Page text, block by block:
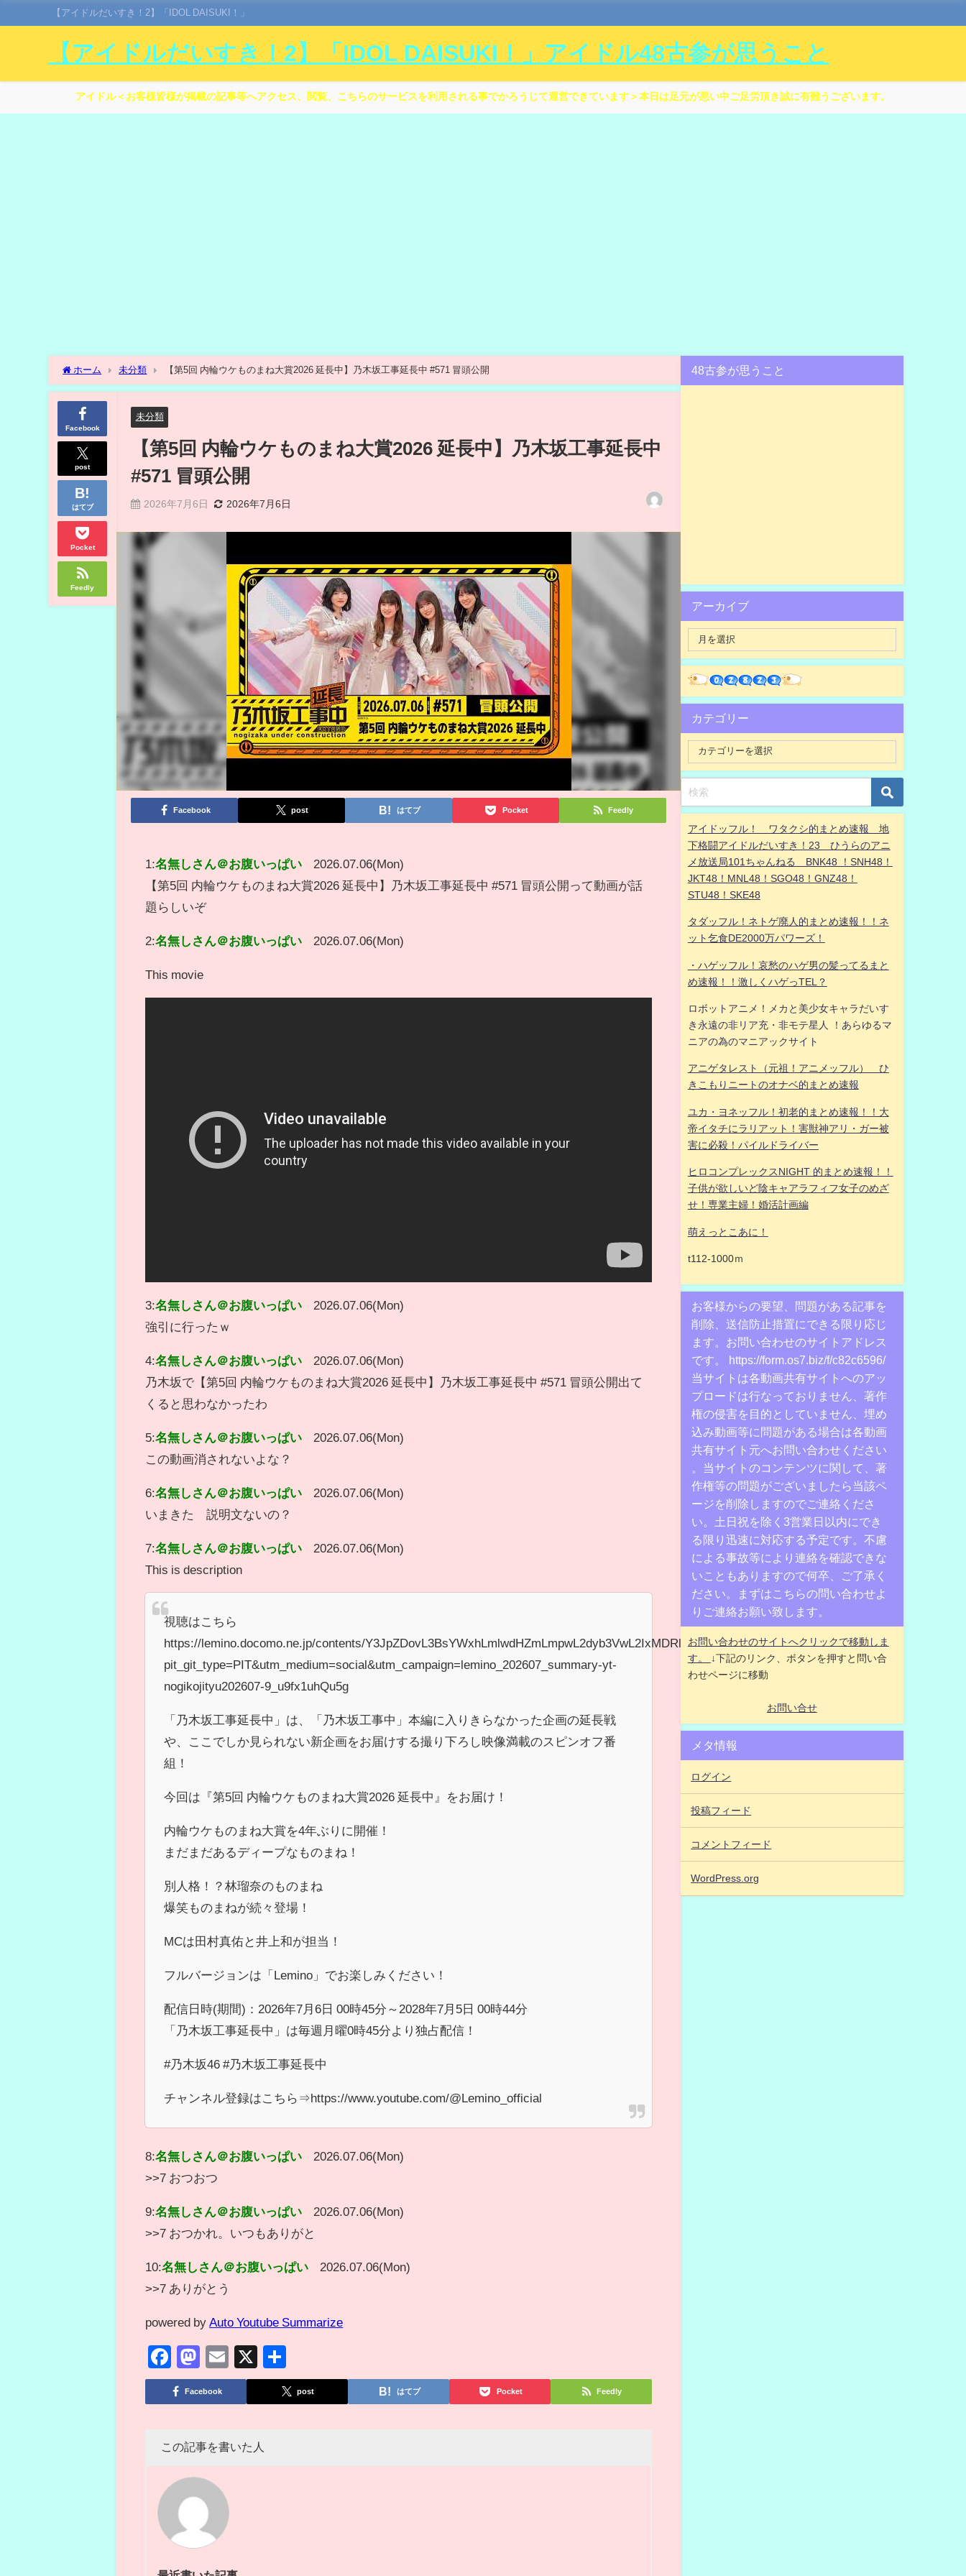
【アイドルだいすき！2】「IDOL DAISUKI！」
【アイドルだいすき！2】「IDOL DAISUKI！」アイドル48古参が思うこと
アイドル＜お客様皆様が掲載の記事等へアクセス、閲覧、こちらのサービスを利用される事でかろうじて運営できています＞本日は足元が悪い中ご足労頂き誠に有難うございます。
ホーム 未分類 【第5回 内輪ウケものまね大賞2026 延長中】乃木坂工事延長中 #571 冒頭公開
Facebook
post
はてブ
Pocket
Feedly
未分類
【第5回 内輪ウケものまね大賞2026 延長中】乃木坂工事延長中
#571 冒頭公開
2026年7月6日 2026年7月6日
Facebook post はてブ Pocket Feedly
1:名無しさん＠お腹いっぱい
2026.07.06(Mon)
【第5回 内輪ウケものまね大賞2026 延長中】乃木坂工事延長中 #571 冒頭公開って動画が話
題らしいぞ
2:名無しさん＠お腹いっぱい 2026.07.06(Mon)
This movie
3:名無しさん＠お腹いっぱい
2026.07.06(Mon)
強引に行ったｗ
4:名無しさん＠お腹いっぱい
2026.07.06(Mon)
乃木坂で【第5回 内輪ウケものまね大賞2026 延長中】乃木坂工事延長中 #571 冒頭公開出て
くると思わなかったわ
5:名無しさん＠お腹いっぱい
2026.07.06(Mon)
この動画消されないよな？
6:名無しさん＠お腹いっぱい
2026.07.06(Mon)
いまきた 説明文ないの？
7:名無しさん＠お腹いっぱい
2026.07.06(Mon)
This is description
視聴はこちら
https://lemino.docomo.ne.jp/contents/Y3JpZDovL3BsYWxhLmlwdHZmLmpwL2dyb3VwL2IxMDRlZWY=?
pit_git_type=PIT&utm_medium=social&utm_campaign=lemino_202607_summary-yt-
nogikojityu202607-9_u9fx1uhQu5g
「乃木坂工事延長中」は、「乃木坂工事中」本編に入りきらなかった企画の延長戦
や、ここでしか見られない新企画をお届けする撮り下ろし映像満載のスピンオフ番
組！
今回は『第5回 内輪ウケものまね大賞2026 延長中』をお届け！
内輪ウケものまね大賞を4年ぶりに開催！
まだまだあるディープなものまね！
別人格！？林瑠奈のものまね
爆笑ものまねが続々登場！
MCは田村真佑と井上和が担当！
フルバージョンは「Lemino」でお楽しみください！
配信日時(期間)：2026年7月6日 00時45分～2028年7月5日 00時44分
「乃木坂工事延長中」は毎週月曜0時45分より独占配信！
#乃木坂46 #乃木坂工事延長中
チャンネル登録はこちら⇒https://www.youtube.com/@Lemino_official
8:名無しさん＠お腹いっぱい
2026.07.06(Mon)
>>7 おつおつ
9:名無しさん＠お腹いっぱい
2026.07.06(Mon)
>>7 おつかれ。いつもありがと
10:名無しさん＠お腹いっぱい
2026.07.06(Mon)
>>7 ありがとう
powered by Auto Youtube Summarize
Facebook
Mastodon
Email
X
有
Facebook post はてブ Pocket Feedly
この記事を書いた人
48古参が思うこと
アーカイブ
カテゴリー
アイドッフル！ ワタクシ的まとめ速報 地
下格闘アイドルだいすき！23 ひうらのアニ
メ放送局101ちゃんねる BNK48 ！SNH48！
JKT48！MNL48！SGO48！GNZ48！
STU48！SKE48
タダッフル！ネトゲ廃人的まとめ速報！！ネ
ット乞食DE2000万パワーズ！
・ハゲッフル！哀愁のハゲ男の髪ってるまと
め速報！！激しくハゲっTEL？
ロボットアニメ！メカと美少女キャラだいす
き永遠の非リア充・非モテ星人 ！あらゆるマ
ニアの為のマニアックサイト
アニゲタレスト（元祖！アニメッフル） ひ
きこもりニートのオナベ的まとめ速報
ユカ・ヨネッフル！初老的まとめ速報！！大
帝イタチにラリアット！害獣神アリ・ガー被
害に必殺！パイルドライバー
ヒロコンプレックスNIGHT 的まとめ速報！！
子供が欲しいど陰キャアラフィフ女子のめざ
せ！専業主婦！婚活計画編
萌えっとこあに！
t112-1000ｍ
お客様からの要望、問題がある記事を
削除、送信防止措置にできる限り応じ
ます。お問い合わせのサイトアドレス
です。 https://form.os7.biz/f/c82c6596/
当サイトは各動画共有サイトへのアッ
プロードは行なっておりません、著作
権の侵害を目的としていません、埋め
込み動画等に問題がある場合は各動画
共有サイト元へお問い合わせください
。当サイトのコンテンツに関して、著
作権等の問題がございましたら当該ペ
ージを削除しますのでご連絡くださ
い。土日祝を除く3営業日以内にでき
る限り迅速に対応する予定です。不慮
による事故等により連絡を確認できな
いこともありますので何卒、ご了承く
ださい。まずはこちらの問い合わせよ
りご連絡お願い致します。
お問い合わせのサイトへクリックで移動しま
す。
↓下記のリンク、ボタンを押すと問い合
わせページに移動
お問い合せ
メタ情報
ログイン
投稿フィード
コメントフィード
WordPress.org